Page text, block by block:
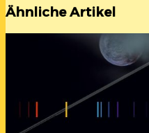
Ähnliche Artikel